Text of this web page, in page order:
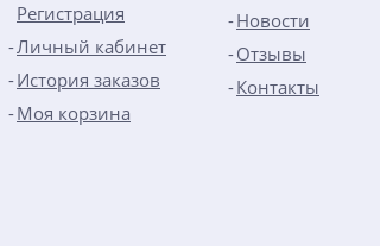
Регистрация
Личный кабинет
История заказов
Моя корзина
Новости
Отзывы
Контакты